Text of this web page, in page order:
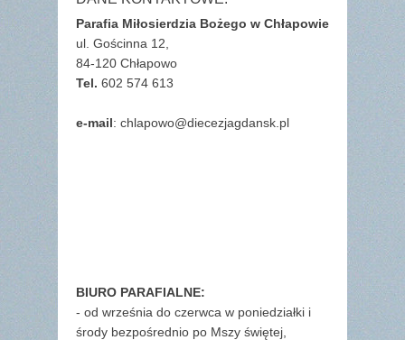
Parafia Miłosierdzia Bożego w Chłapowie
ul. Gościnna 12,
84-120 Chłapowo
Tel. 602 574 613
e-mail: chlapowo@diecezjagdansk.pl
BIURO PARAFIALNE:
- od września do czerwca w poniedziałki i
środy bezpośrednio po Mszy świętej,